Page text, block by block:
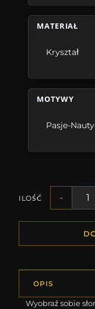
MATERIAŁ
Kryształ
MOTYWY
Pasje-
ILOŚĆ -
OPIS
Wyobraź sobie